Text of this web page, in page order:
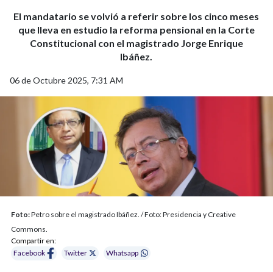
El mandatario se volvió a referir sobre los cinco meses
que lleva en estudio la reforma pensional en la Corte
Constitucional con el magistrado Jorge Enrique
Ibáñez.
06 de Octubre 2025, 7:31 AM
Foto:Petro sobre el magistrado Ibáñez. / Foto: Presidencia y Creative
Commons.
Compartir en:
Facebook
Twitter Whatsapp